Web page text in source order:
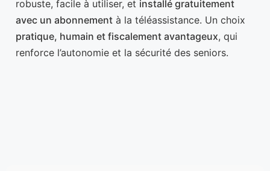
robuste, facile à utiliser, et installé gratuitement
avec un abonnement à la téléassistance. Un choix
pratique, humain et fiscalement avantageux, qui
renforce l’autonomie et la sécurité des seniors.